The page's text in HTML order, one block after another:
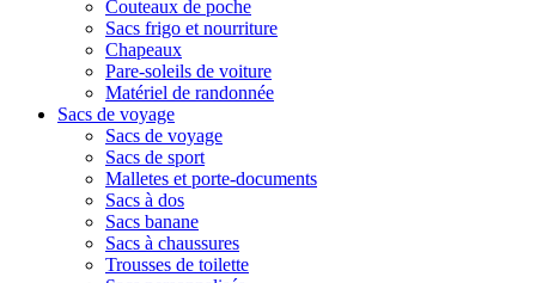
Couteaux de poche
Sacs frigo et nourriture
Chapeaux
Pare-soleils de voiture
Matériel de randonnée
Sacs de voyage
Sacs de voyage
Sacs de sport
Malletes et porte-documents
Sacs à dos
Sacs banane
Sacs à chaussures
Trousses de toilette